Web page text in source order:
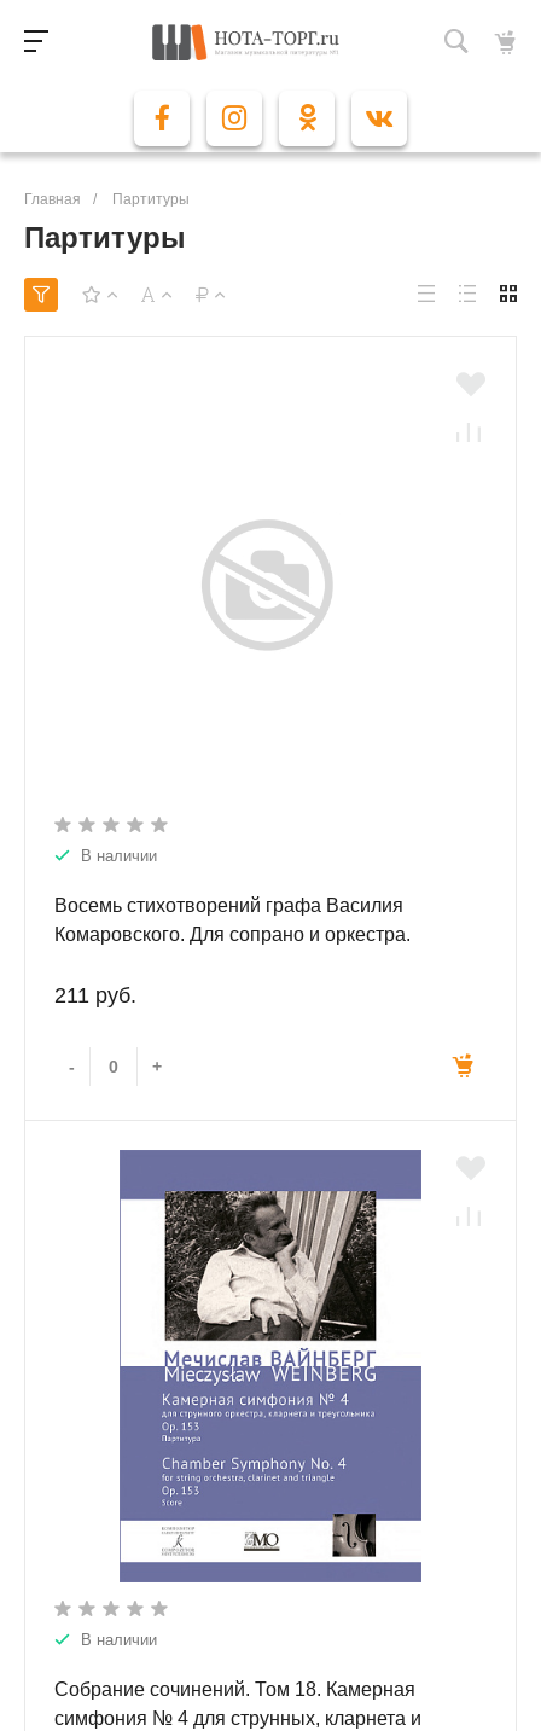
Главная / Партитуры
Партитуры
В наличии
Восемь стихотворений графа Василия
Комаровского. Для сопрано и оркестра.
211 руб.
- +
В наличии
Собрание сочинений. Том 18. Камерная
симфония № 4 для струнных, кларнета и